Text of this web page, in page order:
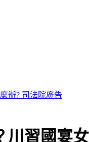
示警「恐重演1987年崩
川習國宴